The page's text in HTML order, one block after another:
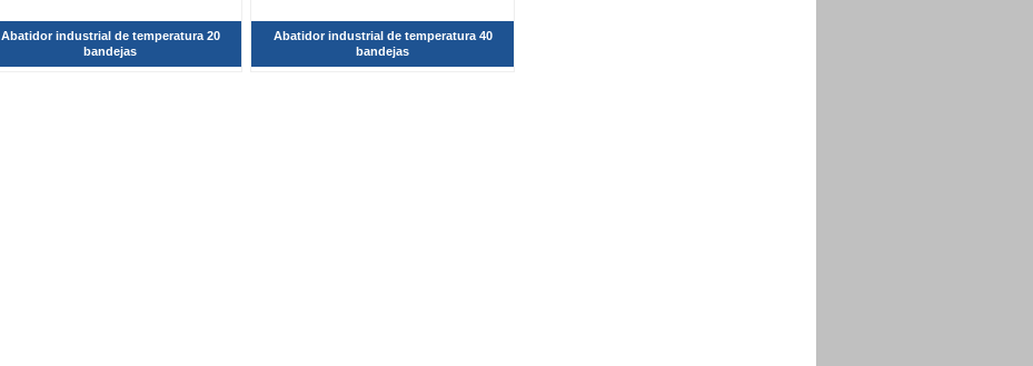
Abatidor industrial de temperatura 20
bandejas
Abatidor industrial de temperatura 40
bandejas